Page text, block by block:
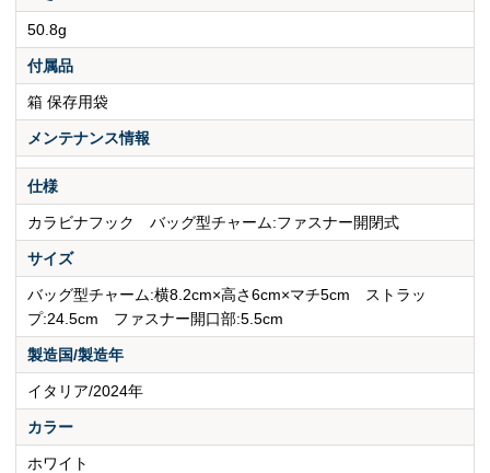
50.8g
付属品
箱 保存用袋
メンテナンス情報
仕様
カラビナフック バッグ型チャーム:ファスナー開閉式
サイズ
バッグ型チャーム:横8.2cm×高さ6cm×マチ5cm ストラッ
プ:24.5cm ファスナー開口部:5.5cm
製造国/製造年
イタリア/2024年
カラー
ホワイト